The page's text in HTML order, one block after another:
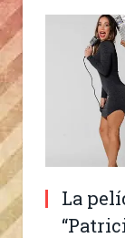
La